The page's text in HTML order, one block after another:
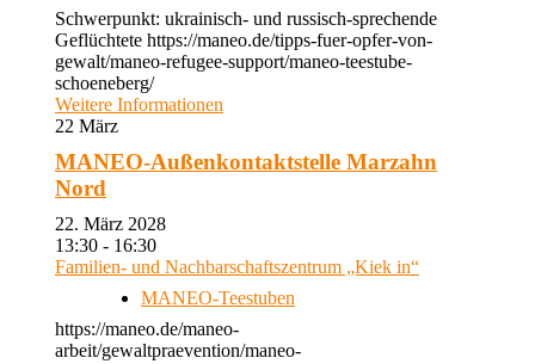
Schwerpunkt: ukrainisch- und russisch-sprechende
Geflüchtete https://maneo.de/tipps-fuer-opfer-von-
gewalt/maneo-refugee-support/maneo-teestube-
schoeneberg/
Weitere Informationen
22 März
MANEO-Außenkontaktstelle Marzahn
Nord
22. März 2028
13:30 - 16:30
Familien- und Nachbarschaftszentrum „Kiek in“
MANEO-Teestuben
https://maneo.de/maneo-
arbeit/gewaltpraevention/maneo-